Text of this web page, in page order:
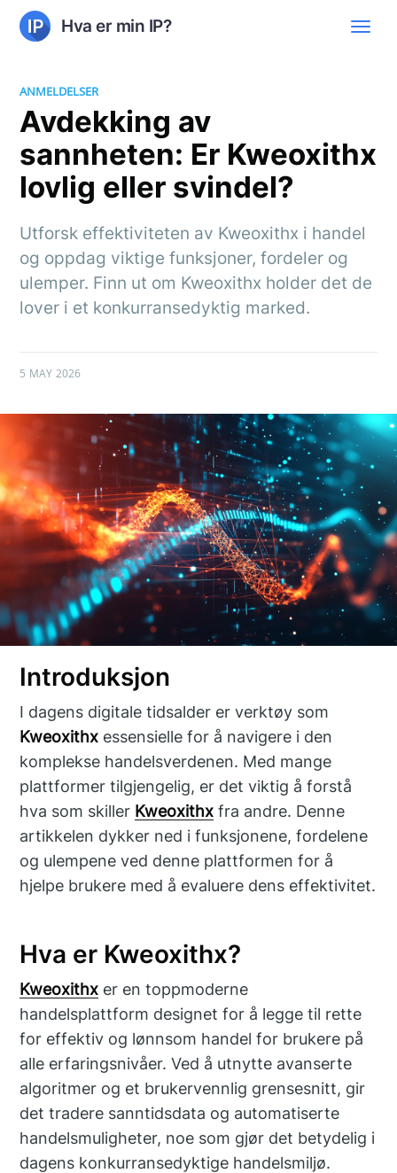
Hva er min IP?
ANMELDELSER
Avdekking av
sannheten: Er Kweoxithx
lovlig eller svindel?
Utforsk effektiviteten av Kweoxithx i handel
og oppdag viktige funksjoner, fordeler og
ulemper. Finn ut om Kweoxithx holder det de
lover i et konkurransedyktig marked.
5 MAY 2026
Introduksjon
I dagens digitale tidsalder er verktøy som
Kweoxithx essensielle for å navigere i den
komplekse handelsverdenen. Med mange
plattformer tilgjengelig, er det viktig å forstå
hva som skiller Kweoxithx fra andre. Denne
artikkelen dykker ned i funksjonene, fordelene
og ulempene ved denne plattformen for å
hjelpe brukere med å evaluere dens effektivitet.
Hva er Kweoxithx?
Kweoxithx er en toppmoderne
handelsplattform designet for å legge til rette
for effektiv og lønnsom handel for brukere på
alle erfaringsnivåer. Ved å utnytte avanserte
algoritmer og et brukervennlig grensesnitt, gir
det tradere sanntidsdata og automatiserte
handelsmuligheter, noe som gjør det betydelig i
dagens konkurransedyktige handelsmiljø.